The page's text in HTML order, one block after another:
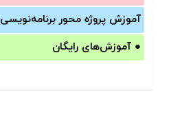
آموزش‌ پروژه محور برنامه‌نویسی
● آموزش‌های رایگان